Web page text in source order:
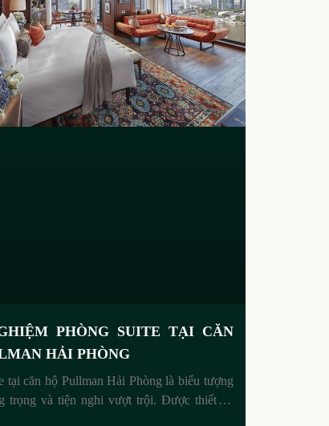
PHÒNG SUITE TẠI CĂN
HẢI PHÒNG
tại căn hộ Pullman Hải Phòng là biểu tượng
trọng và tiện nghi vượt trội. Được thiết kế